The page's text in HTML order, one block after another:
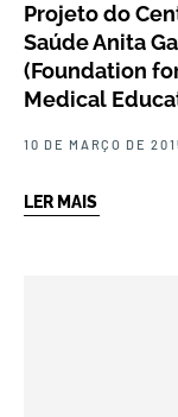
Projeto do
Saúde Anita
(Foundation
Medical
10 DE MARÇO DE
LER MAIS